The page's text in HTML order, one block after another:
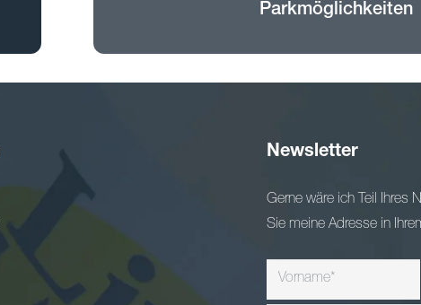
Parkmöglichkeiten
Newsletter
Gerne wäre ich Teil Ihres
Sie meine Adresse in